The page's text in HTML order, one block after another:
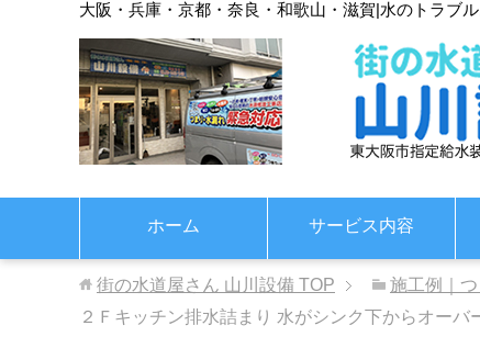
大阪・兵庫・京都・奈良・和歌山・滋賀|水のトラブ
ホーム サービス内容
街の水道屋さん 山川設備 TOP 施工例｜
２Ｆキッチン排水詰まり 水がシンク下からオーバ